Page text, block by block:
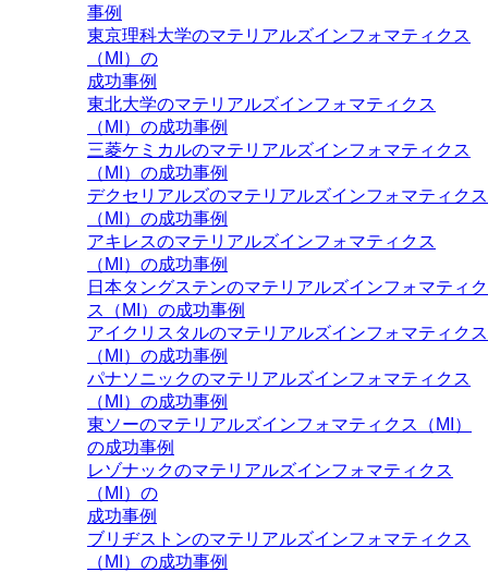
事例
東京理科大学のマテリアルズインフォマティクス
（MI）の
成功事例
東北大学のマテリアルズインフォマティクス
（MI）の成功事例
三菱ケミカルのマテリアルズインフォマティクス
（MI）の成功事例
デクセリアルズのマテリアルズインフォマティクス
（MI）の成功事例
アキレスのマテリアルズインフォマティクス
（MI）の成功事例
日本タングステンのマテリアルズインフォマティク
ス（MI）の成功事例
アイクリスタルのマテリアルズインフォマティクス
（MI）の成功事例
パナソニックのマテリアルズインフォマティクス
（MI）の成功事例
東ソーのマテリアルズインフォマティクス（MI）
の成功事例
レゾナックのマテリアルズインフォマティクス
（MI）の
成功事例
ブリヂストンのマテリアルズインフォマティクス
（MI）の成功事例